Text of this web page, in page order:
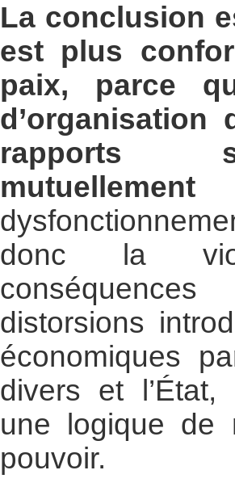
La conclusion
est plus
paix, parce
rapports
mutuellement
donc la
distorsions
économiques
divers et
une logique de
pouvoir.